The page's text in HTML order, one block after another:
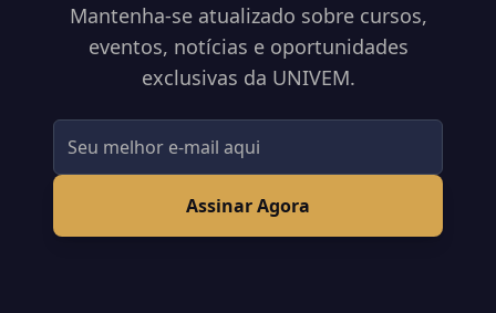
Mantenha-se atualizado sobre cursos,
eventos, notícias e oportunidades
exclusivas da UNIVEM.
Assinar Agora